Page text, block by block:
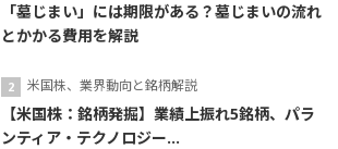
「墓じまい」には期限がある？墓じまいの流れ
とかかる費用を解説
米国株、業界動向と銘柄解説
【米国株：銘柄発掘】業績上振れ5銘柄、パラ
ンティア・テクノロジー...